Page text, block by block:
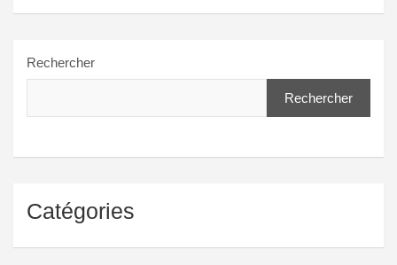
Rechercher
Rechercher
Catégories